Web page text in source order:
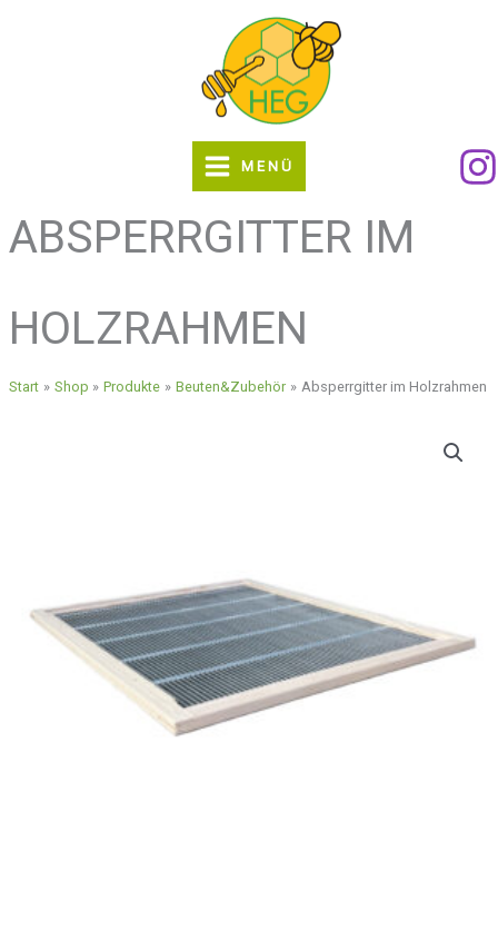
MENÜ
ABSPERRGITTER IM
HOLZRAHMEN
Start Shop Produkte Beuten&Zubehör Absperrgitter im Holzrahmen